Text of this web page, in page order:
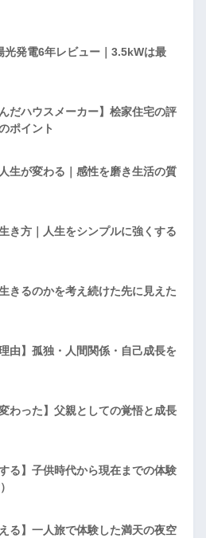
光発電6年レビュー｜3.5kWは最
だハウスメーカー】桧家住宅の評
ポイント
生が変わる｜感性を磨き生活の質
き方｜人生をシンプルに強くする
きるのかを考え続けた先に見えた
由】孤独・人間関係・自己成長を
わった】父親としての覚悟と成長
る】子供時代から現在までの体験
る】一人旅で体験した満天の夜空